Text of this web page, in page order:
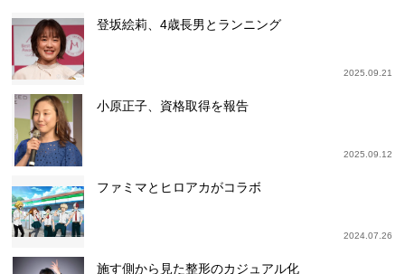
登坂絵莉、4歳長男とランニング
2025.09.21
小原正子、資格取得を報告
2025.09.12
ファミマとヒロアカがコラボ
2024.07.26
施す側から見た整形のカジュアル化